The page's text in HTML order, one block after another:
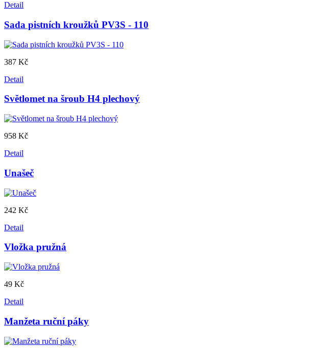
Detail
Sada pistních kroužků PV3S - 110
387 Kč
Detail
Světlomet na šroub H4 plechový
958 Kč
Detail
Unašeč
242 Kč
Detail
Vložka pružná
49 Kč
Detail
Manžeta ruční páky